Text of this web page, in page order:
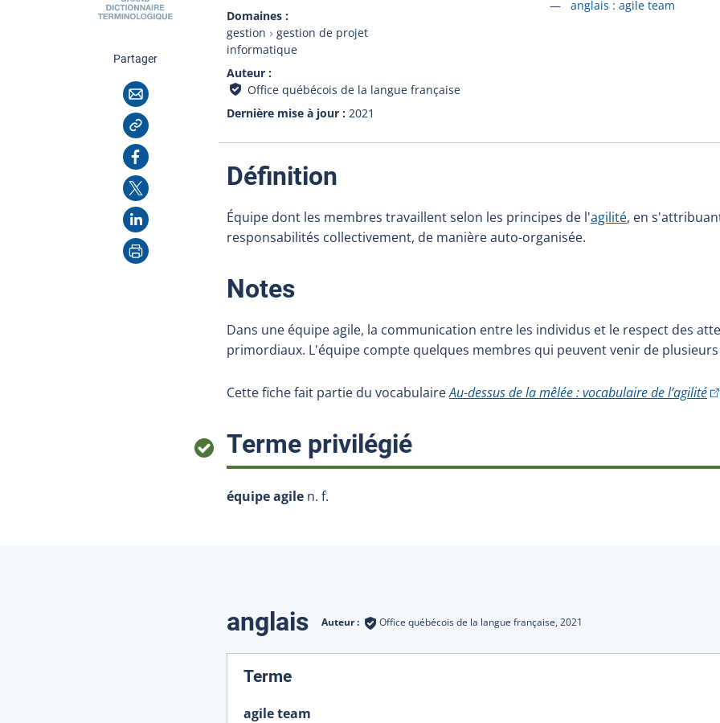
Domaines
gestion
gestion de projet
informatique
Auteur
Office québécois de la langue française
Dernière mise à jour
2021
Accéder à la fiche en
anglais : agile team
Partagercette page
Courriel
Copier l'adresse
Facebook
X
LinkedIn
Imprimer
Définition
Équipe dont les membres travaillent selon les principes de l'agilité, en
responsabilités collectivement, de manière auto-organisée.
Notes:
Dans une équipe agile, la communication entre les individus et le respect des
primordiaux. L'équipe compte quelques membres qui peuvent venir de
Cette fiche fait partie du vocabulaireAu-dessus de la mêlée : vocabulaire de l’agilité
Terme privilégié:
équipe agile n. f.
Traductions
anglais Auteur : Office québécois de la langue française, 2021
Terme:
agile team